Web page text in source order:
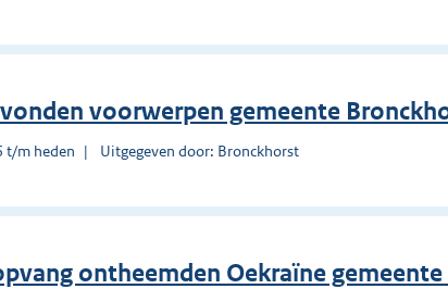
voorwerpen gemeente
t/m heden Uitgegeven door: Bronckhorst
ontheemden Oekraïne